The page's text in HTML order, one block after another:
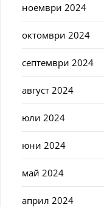
ноември 2024
октомври 2024
септември 2024
август 2024
юли 2024
юни 2024
май 2024
април 2024